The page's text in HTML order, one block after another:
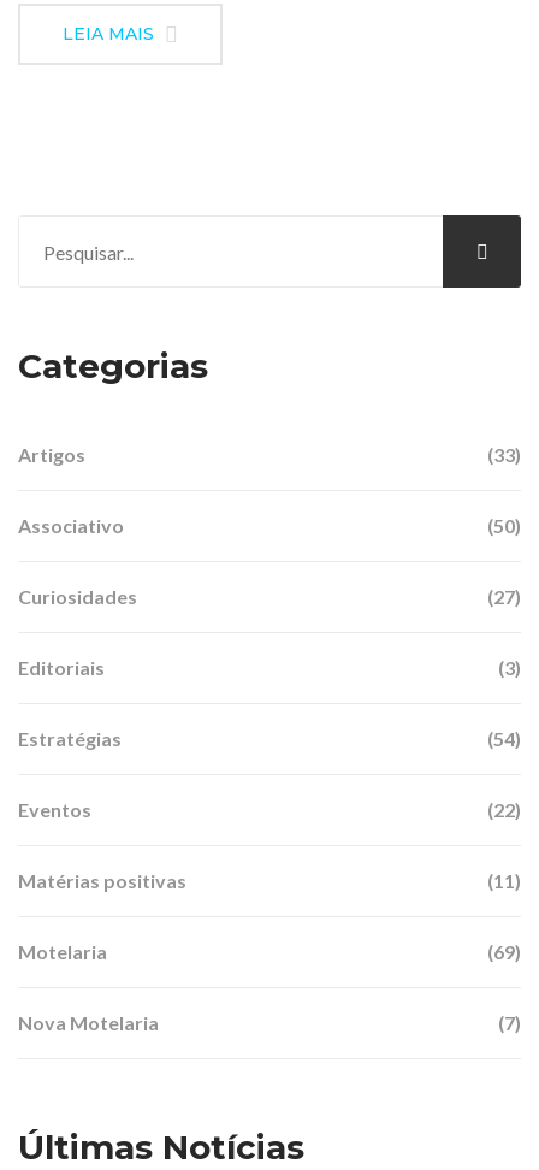
LEIA MAIS
Categorias
Artigos (33)
Associativo (50)
Curiosidades (27)
Editoriais (3)
Estratégias (54)
Eventos (22)
Matérias positivas (11)
Motelaria (69)
Nova Motelaria (7)
Últimas Notícias